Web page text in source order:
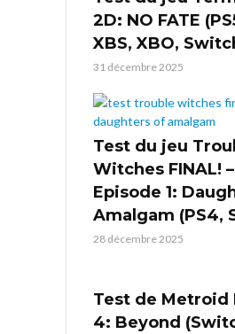
2D: NO FATE
XBS, XBO,
31 décembre 2025
Test du jeu
Witches FINAL! –
Episode 1:
Amalgam (PS4,
28 décembre 2025
Test de Metroid
4: Beyond